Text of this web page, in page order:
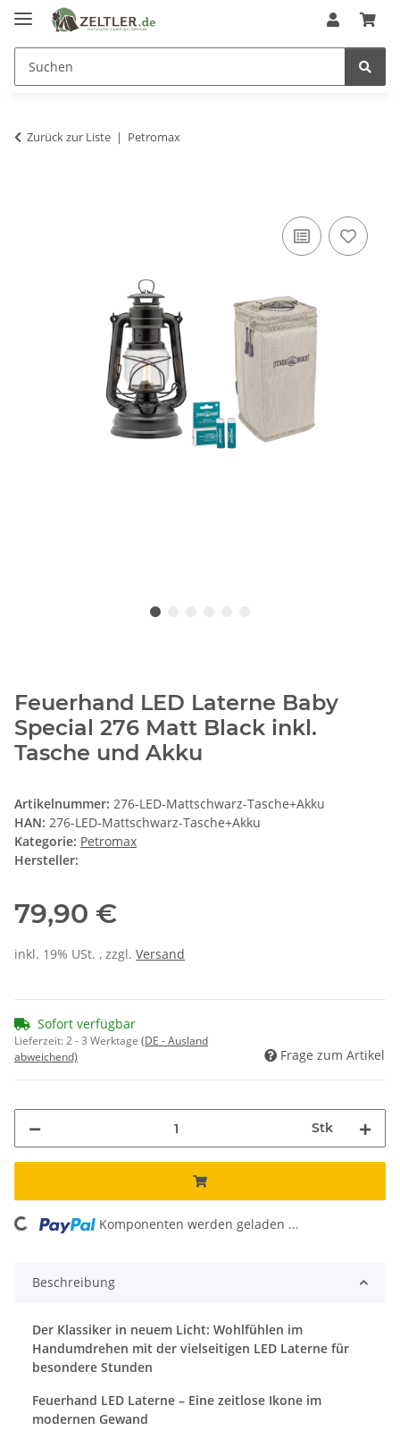
Zurück zur Liste Petromax
Feuerhand LED Laterne Baby
Special 276 Matt Black inkl.
Tasche und Akku
Artikelnummer: 276-LED-Mattschwarz-Tasche+Akku
HAN: 276-LED-Mattschwarz-Tasche+Akku
Kategorie: Petromax
Hersteller:
79,90 €
inkl. 19% USt. , zzgl. Versand
Sofort verfügbar
Lieferzeit:2 - 3 Werktage (DE - Ausland
abweichend)
Frage zum Artikel
Stk
Komponenten werden geladen ...
Beschreibung
Der Klassiker in neuem Licht: Wohlfühlen im
Handumdrehen mit der vielseitigen LED Laterne für
besondere Stunden
Feuerhand LED Laterne – Eine zeitlose Ikone im
modernen Gewand